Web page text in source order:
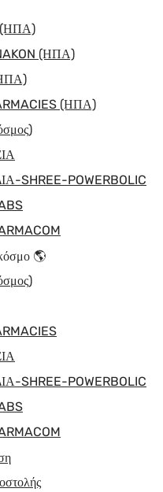
(ΗΠΑ)
(ΗΠΑ)
SHREE-POWERBOLIC
🌎
SHREE-POWERBOLIC